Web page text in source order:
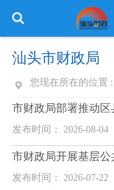
汕头市财政局
您现在所在的位置 :
市财政局部署推动
发布时间： 2026-08-04
市财政局开展基层
发布时间： 2026-07-22